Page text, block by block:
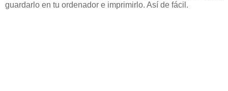
guardarlo en tu ordenador e imprimirlo. Así de fácil.